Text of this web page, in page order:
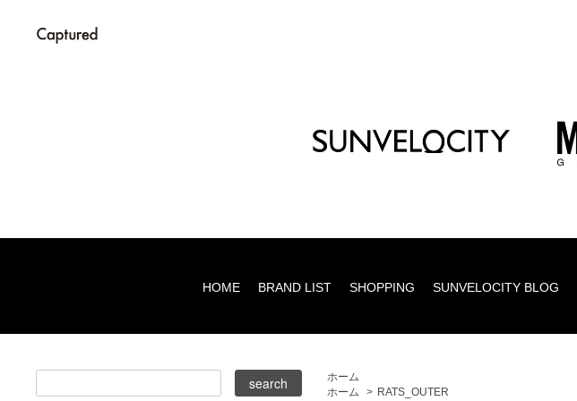
HOME BRAND LIST SHOPPING SUNVELOCITY BLOG
ホーム
ホーム
> RATS_OUTER